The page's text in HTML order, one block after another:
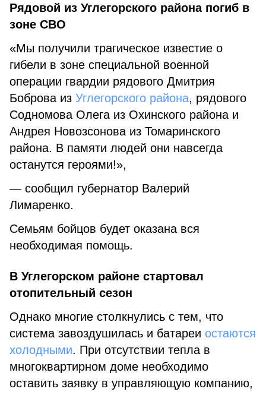
Рядовой из Углегорского района погиб в
зоне СВО
«Мы получили трагическое известие о
гибели в зоне специальной военной
операции гвардии рядового Дмитрия
Боброва из Углегорского района, рядового
Содномова Олега из Охинского района и
Андрея Новозсонова из Томаринского
района. В памяти людей они навсегда
останутся героями!»,
— сообщил губернатор Валерий
Лимаренко.
Семьям бойцов будет оказана вся
необходимая помощь.
В Углегорском районе стартовал
отопительный сезон
Однако многие столкнулись с тем, что
система завоздушилась и батареи остаются
холодными. При отсутствии тепла в
многоквартирном доме необходимо
оставить заявку в управляющую компанию,